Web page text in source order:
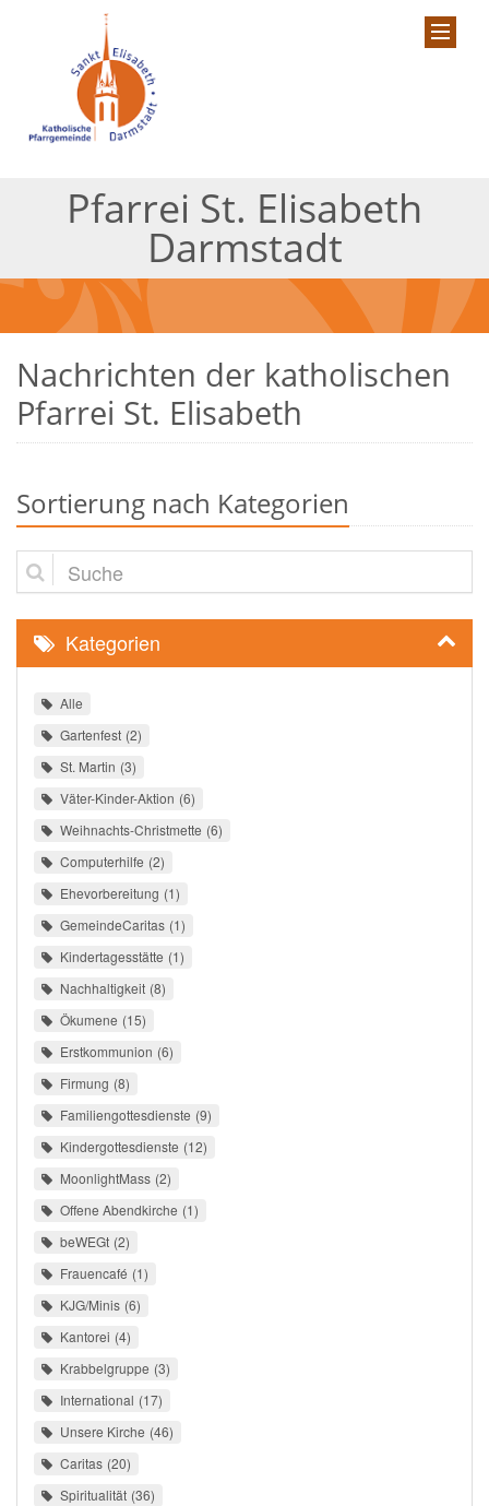
Pfarrei St. Elisabeth
Darmstadt
Nachrichten der katholischen
Pfarrei St. Elisabeth
Sortierung nach Kategorien
Suche
Kategorien
Alle
Gartenfest 2
St. Martin 3
Väter-Kinder-Aktion 6
Weihnachts-Christmette 6
Computerhilfe 2
Ehevorbereitung 1
GemeindeCaritas 1
Kindertagesstätte 1
Nachhaltigkeit 8
Ökumene 15
Erstkommunion 6
Firmung 8
Familiengottesdienste 9
Kindergottesdienste 12
MoonlightMass 2
Offene Abendkirche 1
beWEGt 2
Frauencafé 1
KJG/Minis 6
Kantorei 4
Krabbelgruppe 3
International 17
Unsere Kirche 46
Caritas 20
Spiritualität 36